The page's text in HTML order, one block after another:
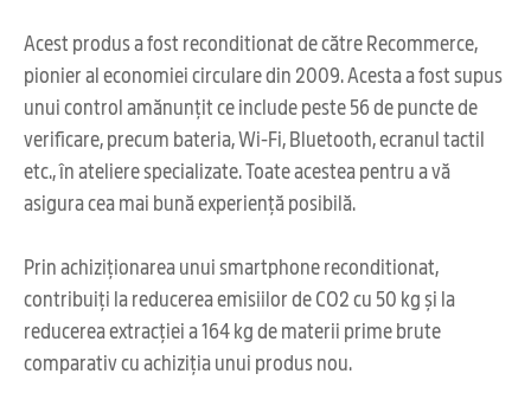
Acest produs a fost reconditionat de către Recommerce,
pionier al economiei circulare din 2009. Acesta a fost supus
unui control amănunțit ce include peste 56 de puncte de
verificare, precum bateria, Wi-Fi, Bluetooth, ecranul tactil
etc., în ateliere specializate. Toate acestea pentru a vă
asigura cea mai bună experiență posibilă.
Prin achiziționarea unui smartphone reconditionat,
contribuiți la reducerea emisiilor de CO2 cu 50 kg și la
reducerea extracției a 164 kg de materii prime brute
comparativ cu achiziția unui produs nou.